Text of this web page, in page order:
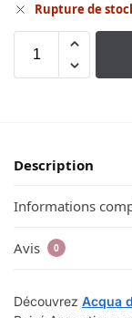
Rupture de
Description
Informations
Avis 0
Découvrez Acqua